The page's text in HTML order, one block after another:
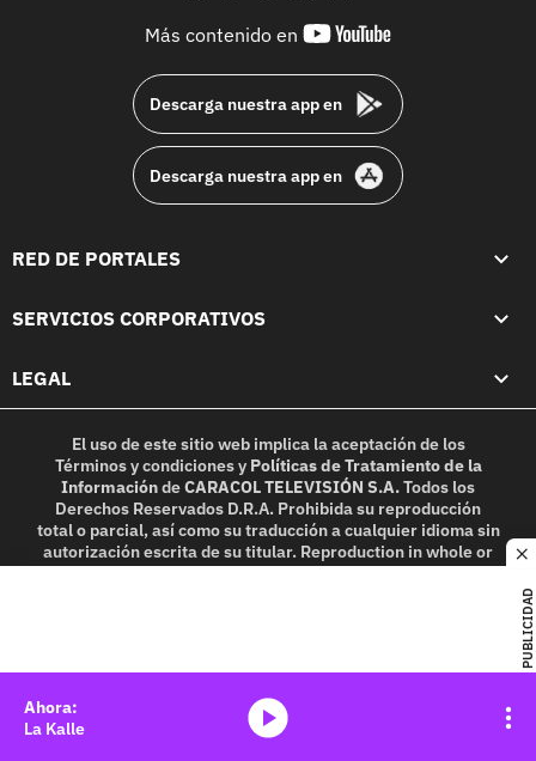
PUBLICIDAD
Más contenido en
youtube-
Descarga nuestra app en
Descarga nuestra app en
RED DE PORTALES
SERVICIOS CORPORATIVOS
LEGAL
El uso de este sitio web implica la aceptación de los
Términos y condicionesy Políticas de Tratamiento de la
InformacióndeCARACOL TELEVISIÓN S.A.Todos los
Derechos Reservados D.R.A. Prohibida su reproducción
total o parcial, así como su traducción a cualquier idioma sin
autorización escrita de su titular. Reproduction in whole or
La Kalle